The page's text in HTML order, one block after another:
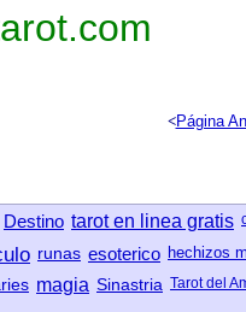
<Página
Destino tarot en linea gratis
runas esoterico hechizos
magia Sinastria Tarot del